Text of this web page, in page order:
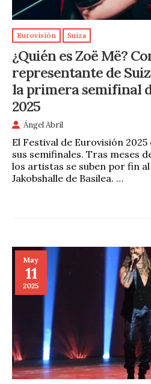
Eurovisión Suiza
¿Quién es Zoë Më?
representante de
la primera semifinal
2025
Ángel Abril
El Festival de Eurovisión
sus semifinales. Tras meses
los artistas se suben por fin
Jakobshalle de Basilea. …
May
11
2025